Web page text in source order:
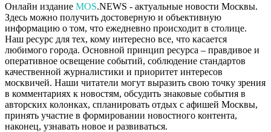
Онлайн издание MOS.NEWS - актуальные новости Москвы.
Здесь можно получить достоверную и объективную
информацию о том, что ежедневно происходит в столице.
Наш ресурс для тех, кому интересно все, что касается
любимого города. Основной принцип ресурса – правдивое и
оперативное освещение событий, соблюдение стандартов
качественной журналистики и приоритет интересов
москвичей. Наши читатели могут выразить свою точку зрения
в комментариях к новостям, обсудить знаковые события в
авторских колонках, спланировать отдых с афишей Москвы,
принять участие в формировании новостного контента,
наконец, узнавать новое и развиваться.